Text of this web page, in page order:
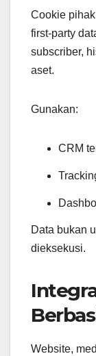
Cookie
first-party
subscriber,
aset.
Gunakan:
CRM
Data bukan
dieksekusi.
Website,